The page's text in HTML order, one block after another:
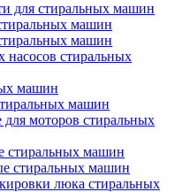
для стиральных машин
машин
машин
стиральных
машин
машин
моторов стиральных
стиральных машин
стиральных машин
люка стиральных